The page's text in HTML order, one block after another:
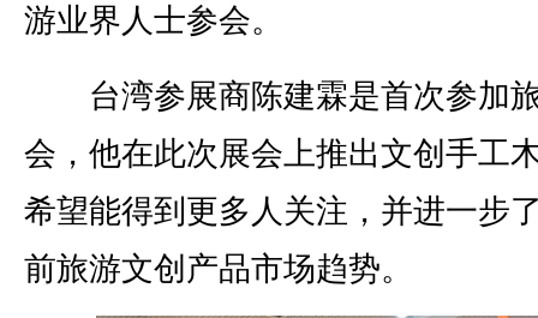
游业界人士参会。
台湾参展商陈建霖是首次参加
会，他在此次展会上推出文创手工
希望能得到更多人关注，并进一步
前旅游文创产品市场趋势。